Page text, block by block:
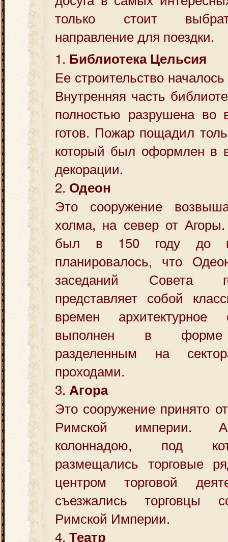
только стоит
направление для поездки.
1. Библиотека Цельсия
Ее строительство
Внутренняя часть
полностью разрушена во
готов. Пожар пощадил
который был оформлен в
декорации.
2. Одеон
Это сооружение
холма, на север от
был в 150 году до
планировалось, что
заседаний Совета
представляет собой
времен архитектурное
выполнен в форме
разделенным на
проходами.
3. Агора
Это сооружение принято
Римской империи.
колоннадою, под
размещались торговые
центром торговой
съезжались торговцы
Римской Империи.
4. Театр